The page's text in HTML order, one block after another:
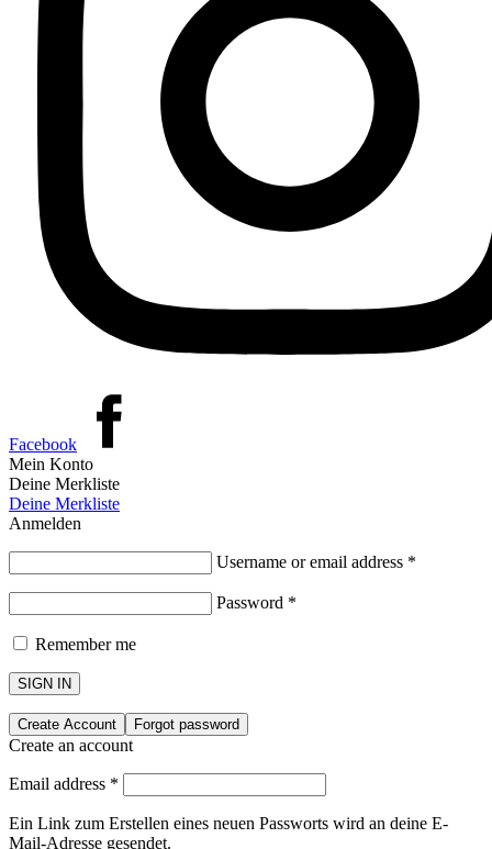
Facebook
Mein Konto
Deine Merkliste
Deine Merkliste
Anmelden
Username or email address *
Password *
Remember me
SIGN IN
Create Account Forgot password
Create an account
Email address *
Ein Link zum Erstellen eines neuen Passworts wird an deine E-
Mail-Adresse gesendet.